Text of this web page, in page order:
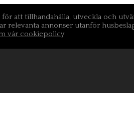
att tillhandahålla, utveckla och
annonser utanför
vår cookiepolicy